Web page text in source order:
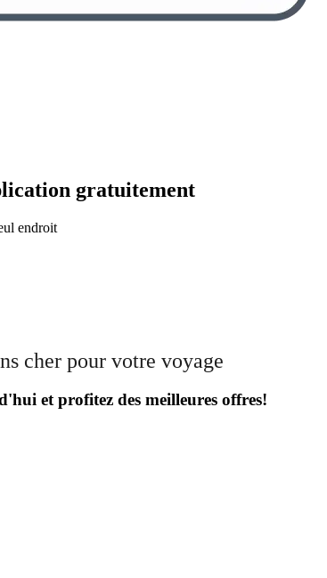
gratuitement
endroit
cher pour votre voyage
et profitez des meilleures offres!